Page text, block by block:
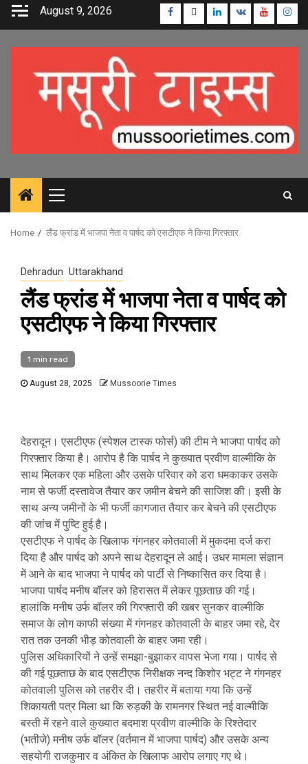
Skip
August 9, 2026 Facebook
TwitterLinkedin
VK Youtube
Primary
Menu
Home लैंड फ्रांड में भाजपा नेता व पार्षद को एसटीएफ ने किया गिरफ्तार
Dehradun Uttarakhand
लैंड फ्रांड में भाजपा नेता व पार्षद को
एसटीएफ ने किया गिरफ्तार
1 min read
August 28, 2025 Mussoorie Times
देहरादून। एसटीएफ (स्पेशल टास्क फोर्स) की टीम ने भाजपा पार्षद को
गिरफ्तार किया है। आरोप है कि पार्षद ने कुख्यात प्रवीण वाल्मीकि के
साथ मिलकर एक महिला और उसके परिवार को डरा धमकाकर उसके
नाम से फर्जी दस्तावेज तैयार कर जमीन बेचने की साजिश की। इसी के
साथ अन्य जमीनों के भी फर्जी कागजात तैयार कर बेचने की एसटीएफ
की जांच में पुष्टि हुई है।
एसटीएफ ने पार्षद के खिलाफ गंगनहर कोतवाली में मुकदमा दर्ज करा
दिया है और पार्षद को अपने साथ देहरादून ले आई। उधर मामला संज्ञान
में आने के बाद भाजपा ने पार्षद को पार्टी से निष्कासित कर दिया है।
भाजपा पार्षद मनीष बॉलर को हिरासत में लेकर पूछताछ की गई।
हालांकि मनीष उर्फ बॉलर की गिरफ्तारी की खबर सुनकर वाल्मीकि
समाज के लोग काफी संख्या में गंगनहर कोतवाली के बाहर जमा रहे, देर
रात तक उनकी भीड़ कोतवाली के बाहर जमा रही।
पुलिस अधिकारियों ने उन्हें समझा-बुझाकर वापस भेजा गया। पार्षद से
की गई पूछताछ के बाद एसटीएफ निरीक्षक नन्द किशोर भट्ट ने गंगनहर
कोतवाली पुलिस को तहरीर दी। तहरीर में बताया गया कि उन्हें
शिकायती पत्र मिला था कि रुड़की के रामनगर स्थित नई वाल्मीकि
बस्ती में रहने वाले कुख्यात बदमाश प्रवीण वाल्मीकि के रिश्तेदार
(भतीजे) मनीष उर्फ बॉलर (वर्तमान में भाजपा पार्षद) और उसके अन्य
सहयोगी राजकुमार व अंकित के खिलाफ आरोप लगाए गए थे।